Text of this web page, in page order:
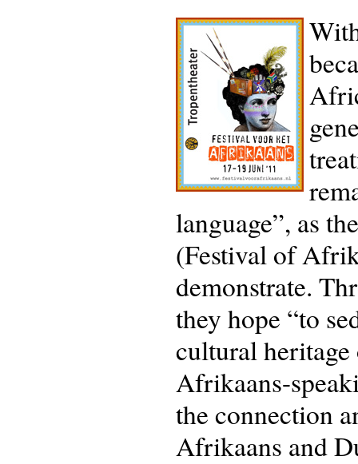
language”, as
(Festival of
demonstrate.
they hope “to
cultural
Afrikaans-
the connection
Afrikaans and